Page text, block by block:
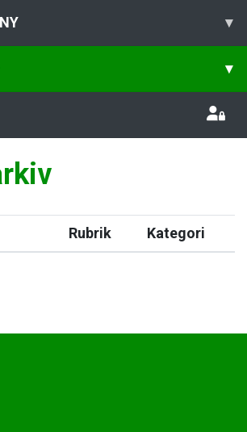
▾
▾
Rubrik Kategori